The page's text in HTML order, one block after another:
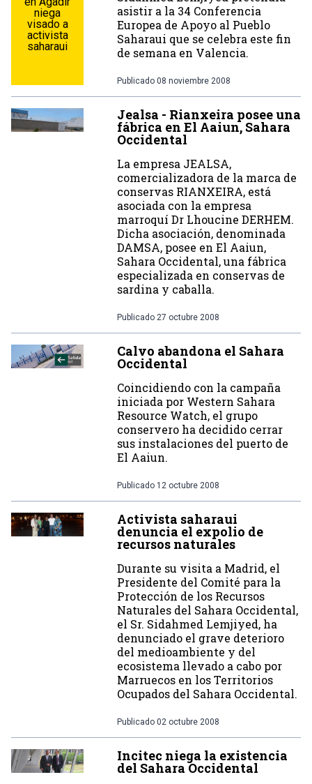
niega
visado a
activista
saharaui
asistir a la 34 Conferencia
Europea de Apoyo al Pueblo
Saharaui que se celebra este fin
de semana en Valencia.
Publicado 08 noviembre 2008
Jealsa - Rianxeira posee una
fábrica en El Aaiun, Sahara
Occidental
La empresa JEALSA,
comercializadora de la marca de
conservas RIANXEIRA, está
asociada con la empresa
marroquí­ Dr Lhoucine DERHEM.
Dicha asociación, denominada
DAMSA, posee en El Aaiun,
Sahara Occidental, una fábrica
especializada en conservas de
sardina y caballa.
Publicado 27 octubre 2008
Calvo abandona el Sahara
Occidental
Coincidiendo con la campaña
iniciada por Western Sahara
Resource Watch, el grupo
conservero ha decidido cerrar
sus instalaciones del puerto de
El Aaiun.
Publicado 12 octubre 2008
Activista saharaui
denuncia el expolio de
recursos naturales
Durante su visita a Madrid, el
Presidente del Comité para la
Protección de los Recursos
Naturales del Sahara Occidental,
el Sr. Sidahmed Lemjiyed, ha
denunciado el grave deterioro
del medioambiente y del
ecosistema llevado a cabo por
Marruecos en los Territorios
Ocupados del Sahara Occidental.
Publicado 02 octubre 2008
Incitec niega la existencia
del Sahara Occidental